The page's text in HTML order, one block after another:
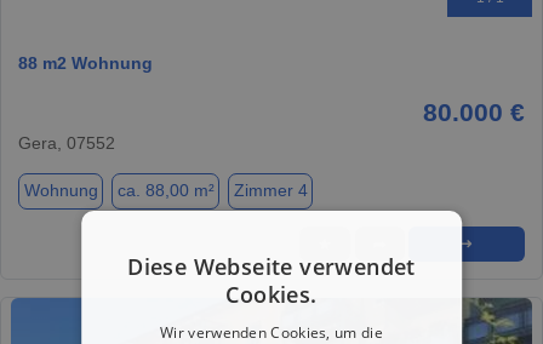
88 m2 Wohnung
80.000 €
Gera, 07552
Wohnung ca. 88,00 m² Zimmer 4
➜
Diese Webseite verwendet
Cookies.
Wir verwenden Cookies, um die